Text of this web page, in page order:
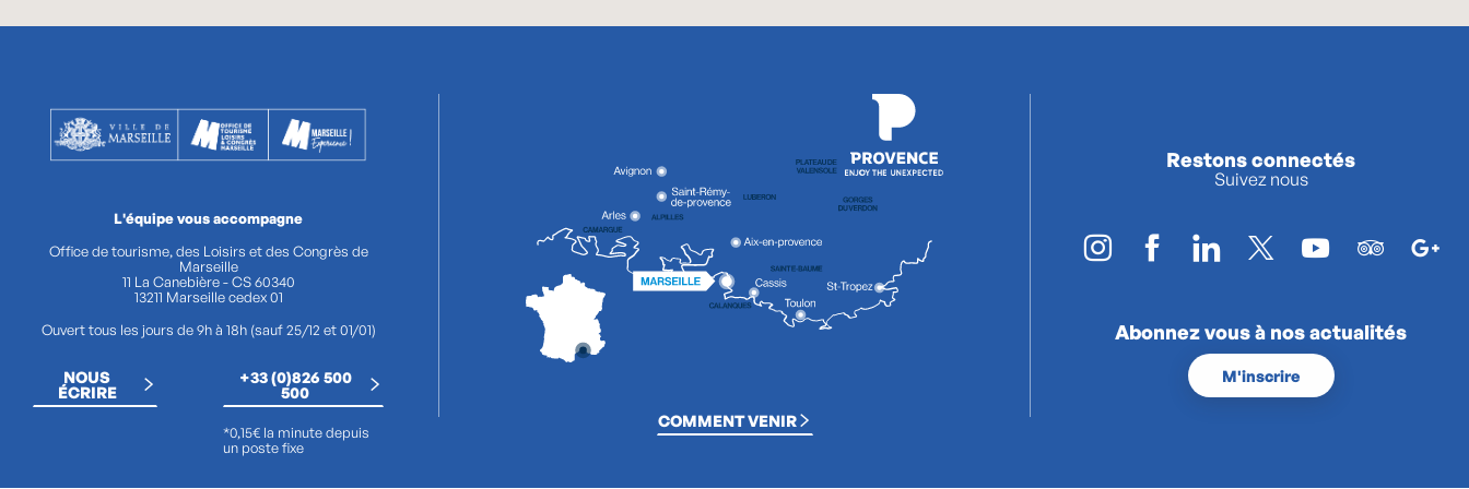
L'équipe vous accompagne
Office de tourisme, des Loisirs et des Congrès de
Marseille
11 La Canebière - CS 60340
13211 Marseille cedex 01
Ouvert tous les jours de 9h à 18h (sauf 25/12 et 01/01)
NOUS
ÉCRIRE
+33 (0)826 500
500
*0,15€ la minute depuis
un poste fixe
COMMENT VENIR
Restons connectés
Suivez nous
Abonnez vous à nos actualités
M'inscrire